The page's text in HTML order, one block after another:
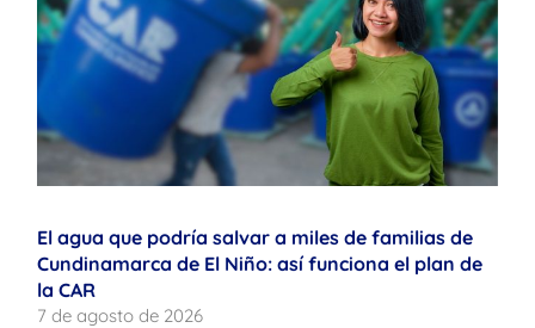
El agua que podría salvar a miles de familias de
Cundinamarca de El Niño: así funciona el plan de
la CAR
7 de agosto de 2026